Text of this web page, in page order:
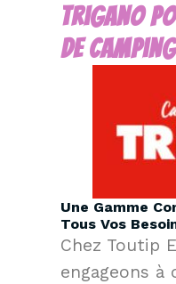
Trigano
De
Une Gamme
Tous Vos
Chez Toutip
engageons